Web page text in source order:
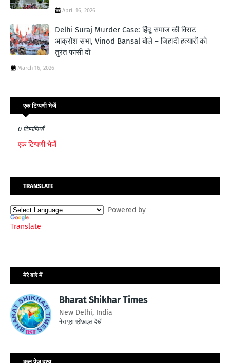
April 16, 2026
Delhi Suraj Murder Case: हिंदू समाज की विराट
आक्रोश सभा, Vinod Bansal बोले – जिहादी हत्यारों को
तुरंत फांसी दो
March 16, 2026
एक टिप्पणी भेजें
0 टिप्पणियाँ
एक टिप्पणी भेजें
TRANSLATE
Powered by
Translate
मेरे बारे में
Bharat Shikhar Times
New Delhi, India
मेरा पूरा प्रोफ़ाइल देखें